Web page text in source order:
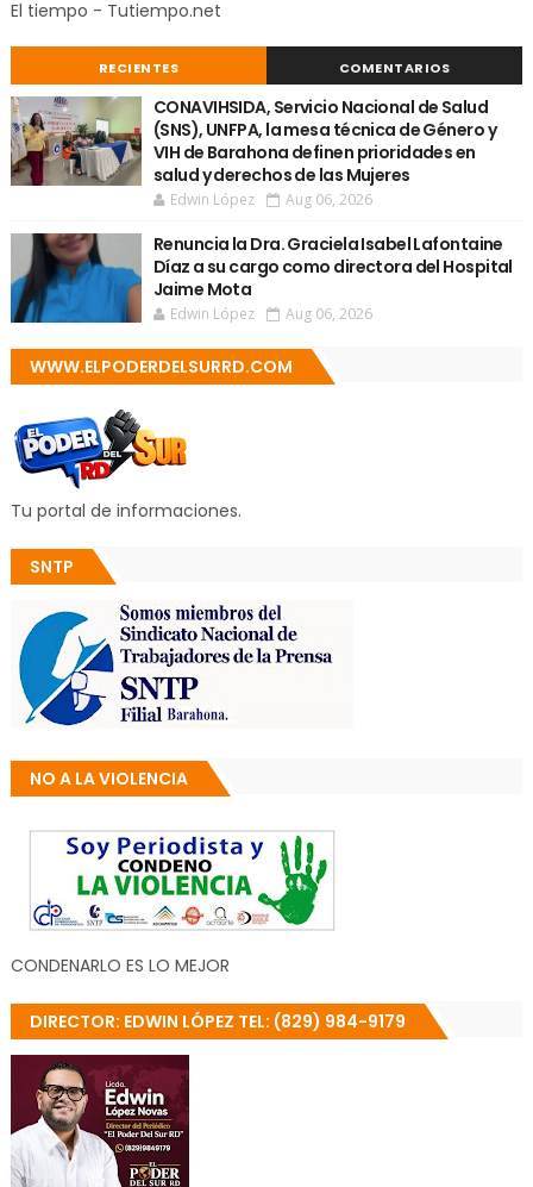
El tiempo - Tutiempo.net
RECIENTES COMENTARIOS
CONAVIHSIDA, Servicio Nacional de Salud
(SNS), UNFPA, la mesa técnica de Género y
VIH de Barahona definen prioridades en
salud y derechos de las Mujeres
Edwin López Aug 06, 2026
Renuncia la Dra. Graciela Isabel Lafontaine
Díaz a su cargo como directora del Hospital
Jaime Mota
Edwin López Aug 06, 2026
WWW.ELPODERDELSURRD.COM
Tu portal de informaciones.
SNTP
NO A LA VIOLENCIA
CONDENARLO ES LO MEJOR
DIRECTOR: EDWIN LÓPEZ TEL: (829) 984-9179